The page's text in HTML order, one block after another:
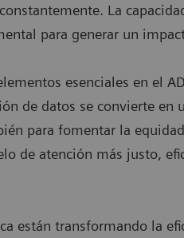
La
para generar un
esenciales en el
de datos se convierte en
para fomentar la
de atención más justo,
están transformando la